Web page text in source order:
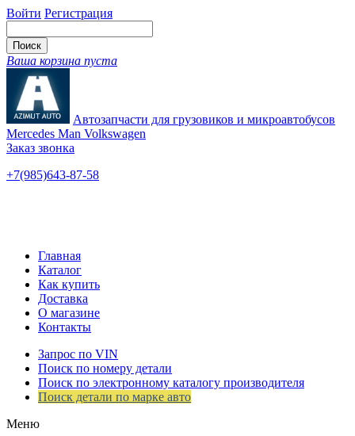
Войти Регистрация
Ваша корзина пуста
Автозапчасти для грузовиков и микроавтобусов
Mercedes Man Volkswagen
Заказ звонка
+7(985)643-87-58
Главная
Каталог
Как купить
Доставка
О магазине
Контакты
Запрос по VIN
Поиск по номеру детали
Поиск по электронному каталогу производителя
Поиск детали по марке авто
Меню